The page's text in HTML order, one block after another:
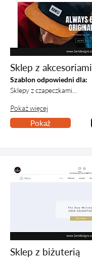
Sklep z akcesoriami
Szablon odpowiedni dla:
Sklepy z czapeczkami…
Pokaż więcej
Pokaż
Sklep z biżuterią